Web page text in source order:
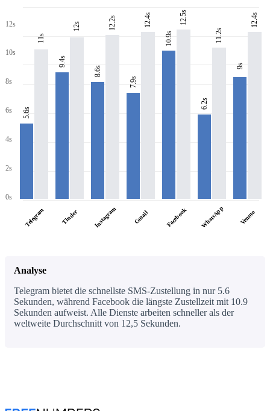
12s
10s
8s
6s
4s
2s
0s
5.6s
11s
Telegram
9.4s
12s
Tinder
8.6s
12.2s
Instagram
7.9s
12.4s
Gmail
10.9s
12.5s
Facebook
6.2s
11.2s
WhatsApp
9s
12.4s
Venmo
Analyse
Telegram bietet die schnellste SMS-Zustellung in nur 5.6
Sekunden, während Facebook die längste Zustellzeit mit 10.9
Sekunden aufweist. Alle Dienste arbeiten schneller als der
weltweite Durchschnitt von 12,5 Sekunden.